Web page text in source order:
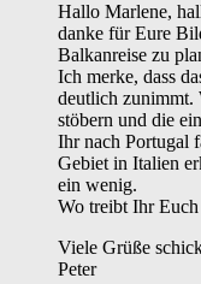
Hallo Marlene,
danke für Eure
Balkanreise zu
Ich merke, dass
deutlich zunimmt.
stöbern und die
Ihr nach Portugal
Gebiet in Italien
ein wenig.
Wo treibt Ihr
Viele Grüße
Peter